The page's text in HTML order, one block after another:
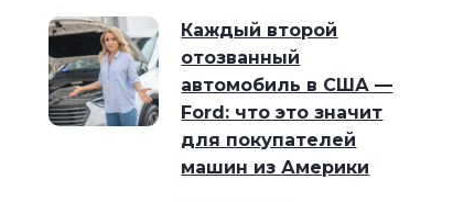
Каждый второй
отозванный
автомобиль в США —
Ford: что это значит
для покупателей
машин из Америки